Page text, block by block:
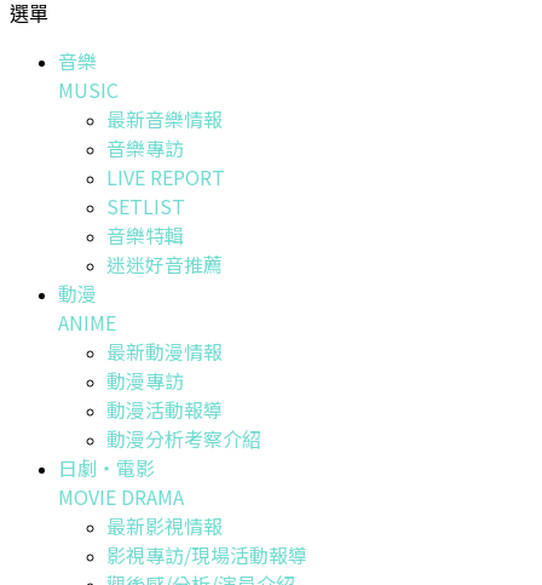
選單
音樂
MUSIC
最新音樂情報
音樂專訪
LIVE REPORT
SETLIST
音樂特輯
迷迷好音推薦
動漫
ANIME
最新動漫情報
動漫專訪
動漫活動報導
動漫分析考察介紹
日劇・電影
MOVIE DRAMA
最新影視情報
影視專訪/現場活動報導